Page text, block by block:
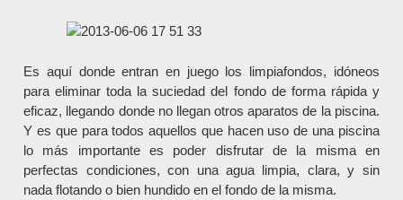
Es aquí donde entran en juego los limpiafondos, idóneos
para eliminar toda la suciedad del fondo de forma rápida y
eficaz, llegando donde no llegan otros aparatos de la piscina.
Y es que para todos aquellos que hacen uso de una piscina
lo más importante es poder disfrutar de la misma en
perfectas condiciones, con una agua limpia, clara, y sin
nada flotando o bien hundido en el fondo de la misma.